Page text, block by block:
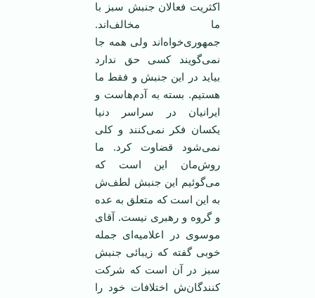
اکثریت فعالان جنبش سبز با
ما مخالف‌اند.
جمهوری‌خواه‌اند ولی همه جا
نمی‌گویند کسی حق ندارد
بیاید در این جنبش و فقط ما
هستیم. بسته به آدم‌هاست و
ایرانیان در سراسر دنیا
یکسان فکر نمی‌کنند و کلی
نمی‌شود قضاوت کرد. ما
روش‌مان این است که
می‌گوئیم این جنبش لطف‌ش
به این است که متعلق به عده
و گروه و رهبری نیست. آقای
موسوی در اعلامیه‌ای جمله
خوبی گفته که زیبائی جنبش
سبز در آن است که شرکت
کنندگان‌ش اختلافات خود را